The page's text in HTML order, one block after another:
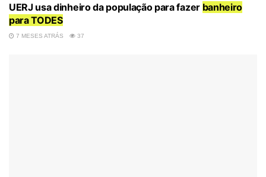
UERJ usa dinheiro da população para fazer banheiro
para TODES
7 MESES ATRÁS 37